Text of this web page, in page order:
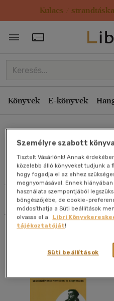
Kulacs /
Törzsvásárlói Kártya
Könyvek E-könyvek
Művei
Szűrés
Rendezés
Kiadás éve szerint
Ár szerint csökkenő
Eladott darabszám
Eladott darabszám
Cím szerint A-Z
Szerző szerint A-Z
Megjelenítés
20 db / oldal
Személyre szabott
Tisztelt Vásárlónk! Annak
közelebb álló könyveket tudjunk a
hogy fogadja el az ehhez
megnyomásával. Ennek
használata szempontjából
böngészőjébe, de cookie-
módosíthatja a Süti beállítások
olvassa el a
Libri
tájékoztatóját!
Süti beállítások